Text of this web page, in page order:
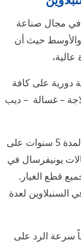
في مجال صناعة
والأوسط حيث أن
دورية على كافة
– غسالة – ديب
وتضمن الشركة كافة منتجاتها بضمان ساري لمدة 5 سنوات على
يونيفرسال في
قطع الغيار.
لعدة
سرعة الرد على